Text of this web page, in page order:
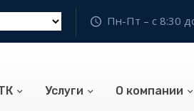
Пн-Пт – с 8:30
Услуги О компании